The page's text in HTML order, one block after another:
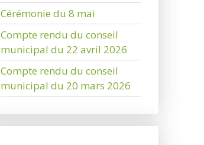
Cérémonie du 8 mai
Compte rendu du conseil
municipal du 22 avril 2026
Compte rendu du conseil
municipal du 20 mars 2026